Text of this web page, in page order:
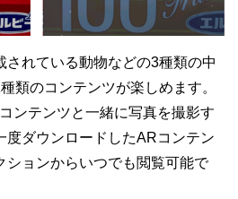
されている動物などの3種類の中
類のコンテンツが楽しめます。
ンテンツと一緒に写真を撮影す
度ダウンロードしたARコンテン
ションからいつでも閲覧可能で